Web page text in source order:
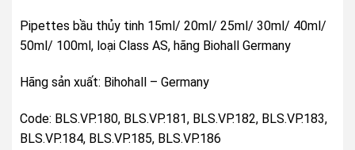
Pipettes bầu thủy tinh 15ml/ 20ml/ 25ml/ 30ml/ 40ml/
50ml/ 100ml, loại Class AS, hãng Biohall Germany
Hãng sản xuất: Bihohall – Germany
Code: BLS.VP.180, BLS.VP.181, BLS.VP.182, BLS.VP.183,
BLS.VP.184, BLS.VP.185, BLS.VP.186